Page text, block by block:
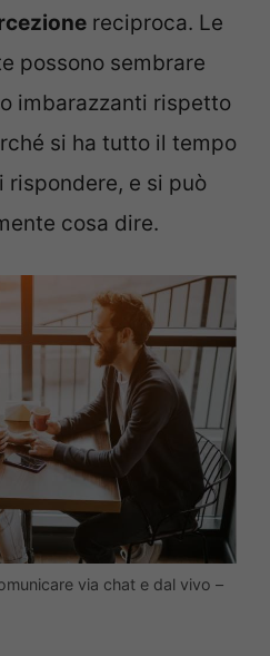
reciproca. Le
possono sembrare
imbarazzanti rispetto
si ha tutto il tempo
e si può
cosa dire.
via chat e dal vivo –